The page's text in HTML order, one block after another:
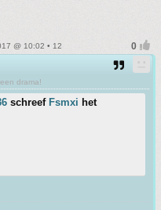
@ 10:02 • 12
drama!
schreef Fsmxi het